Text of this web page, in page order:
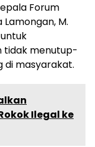
Forum
M.
tidak menutup-
di masyarakat.
Ilegal ke